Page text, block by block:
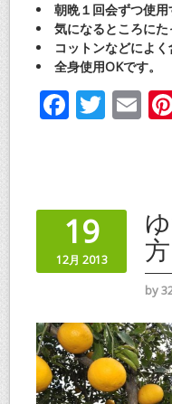
朝晩１回会ずつ使用
気になるところにた
コットンなどによ
全身使用OKです。
F
o
o
k
T E
19
12月 2013
by